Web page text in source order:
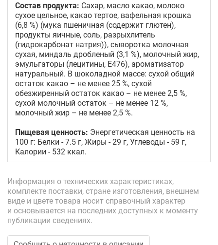
Состав продукта: Сахар, масло какао, молоко
сухое цельное, какао тертое, вафельная крошка
(6,8 %) (мука пшеничная (содержит глютен),
продукты яичные, соль, разрыхлитель
(гидрокарбонат натрия)), сыворотка молочная
сухая, миндаль дробленый (3,1 %), молочный жир,
эмульгаторы (лецитины, Е476), ароматизатор
натуральный. В шоколадной массе: сухой общий
остаток какао – не менее 25 %, сухой
обезжиренный остаток какао – не менее 2,5 %,
сухой молочный остаток – не менее 12 %,
молочный жир – не менее 2,5 %.
Пищевая ценность: Энергетическая ценность на
100 г: Белки - 7.5 г, Жиры - 29 г, Углеводы - 59 г,
Калории - 532 ккал.
Информация о технических характеристиках,
комплекте поставки, стране изготовления, внешнем
виде и цвете товара носит справочный характер
и основывается на последних доступных к моменту
публикации сведениях.